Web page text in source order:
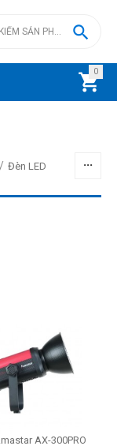
0


/ Đèn LED
AX-300PRO